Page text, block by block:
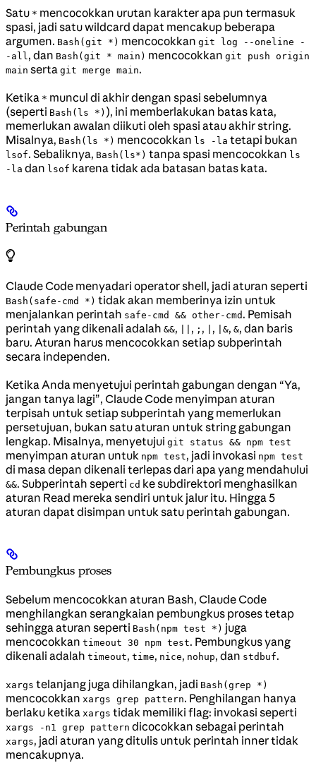
Satu * mencocokkan urutan karakter apa pun termasuk
spasi, jadi satu wildcard dapat mencakup beberapa
argumen. Bash(git *) mencocokkan git log --oneline -
-all, dan Bash(git * main) mencocokkan git push origin
main serta git merge main.
Ketika * muncul di akhir dengan spasi sebelumnya
(seperti Bash(ls *) ), ini memberlakukan batas kata,
memerlukan awalan diikuti oleh spasi atau akhir string.
Misalnya, Bash(ls *) mencocokkan ls -la tetapi bukan
lsof. Sebaliknya, Bash(ls*) tanpa spasi mencocokkan ls
-la dan lsof karena tidak ada batasan batas kata.
Perintah gabungan
Claude Code menyadari operator shell, jadi aturan seperti
Bash(safe-cmd *) tidak akan memberinya izin untuk
menjalankan perintah safe-cmd && other-cmd . Pemisah
perintah yang dikenali adalah &&, , ; , , |&, &, dan baris
baru. Aturan harus mencocokkan setiap subperintah
secara independen.
Ketika Anda menyetujui perintah gabungan dengan “Ya,
jangan tanya lagi”, Claude Code menyimpan aturan
terpisah untuk setiap subperintah yang memerlukan
persetujuan, bukan satu aturan untuk string gabungan
lengkap. Misalnya, menyetujui git status && npm test
menyimpan aturan untuk npm test, jadi invokasi npm test
di masa depan dikenali terlepas dari apa yang mendahului
&&. Subperintah seperti cd ke subdirektori menghasilkan
aturan Read mereka sendiri untuk jalur itu. Hingga 5
aturan dapat disimpan untuk satu perintah gabungan.
Pembungkus proses
Sebelum mencocokkan aturan Bash, Claude Code
menghilangkan serangkaian pembungkus proses tetap
sehingga aturan seperti Bash(npm test *) juga
mencocokkan timeout 30 npm test. Pembungkus yang
dikenali adalah timeout, time, nice, nohup, dan stdbuf.
xargs telanjang juga dihilangkan, jadi Bash(grep *)
mencocokkan xargs grep pattern. Penghilangan hanya
berlaku ketika xargs tidak memiliki flag: invokasi seperti
xargs -n1 grep pattern dicocokkan sebagai perintah
xargs, jadi aturan yang ditulis untuk perintah inner tidak
mencakupnya.